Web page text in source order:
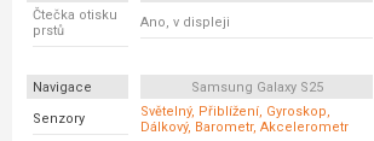
Čtečka otisku
prstů
Ano, v displeji
Navigace Samsung Galaxy S25
Senzory
Světelný, Přiblížení, Gyroskop,
Dálkový, Barometr, Akcelerometr